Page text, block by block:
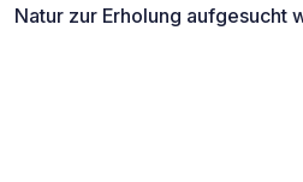
Natur zur Erholung aufgesucht